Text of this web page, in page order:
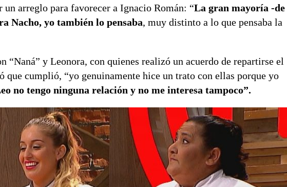
arreglo para favorecer a Ignacio Román: “La gran mayoría -de
Nacho, yo también lo pensaba, muy distinto a lo que pensaba la
“Naná” y Leonora, con quienes realizó un acuerdo de repartirse el
que cumplió, “yo genuinamente hice un trato con ellas porque yo
no tengo ninguna relación y no me interesa tampoco”.